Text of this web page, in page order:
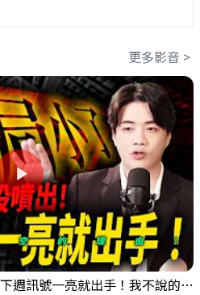
更多影音 >
【貪婪時間】格局要打開，下週訊號一亮就出手！我不說的話還真一堆人不知道！｜錢進大趨勢 Mr.智霖 陳 2026/08/08